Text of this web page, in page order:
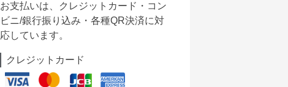
お支払いは、クレジットカード・コン
ビニ/銀行振り込み・各種QR決済に対
応しています。
クレジットカード